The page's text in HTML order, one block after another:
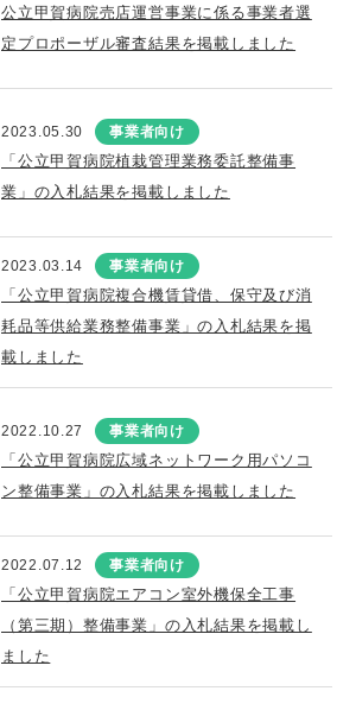
公立甲賀病院売店運営事業に係る事業者選
定プロポーザル審査結果を掲載しました
2023.05.30 事業者向け
「公立甲賀病院植栽管理業務委託整備事
業」の入札結果を掲載しました
2023.03.14 事業者向け
「公立甲賀病院複合機賃貸借、保守及び消
耗品等供給業務整備事業」の入札結果を掲
載しました
2022.10.27 事業者向け
「公立甲賀病院広域ネットワーク用パソコ
ン整備事業」の入札結果を掲載しました
2022.07.12 事業者向け
「公立甲賀病院エアコン室外機保全工事
（第三期）整備事業」の入札結果を掲載し
ました